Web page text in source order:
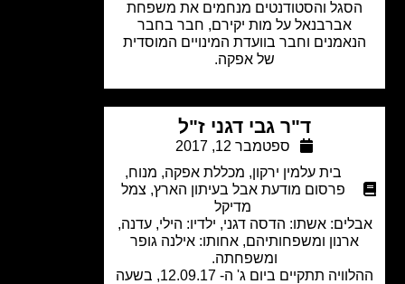
והסטודנטים מנחמים את משפחת
אברבנאל על מות יקירם, חבר בחבר
וחבר בוועדת המינויים המוסדית
של אפקה.
ד"ר גבי דגני ז"ל
ספטמבר 12, 2017
בית עלמין ירקון,מכללת אפקה,מנוח,
פרסום מודעת אבל בעיתון הארץ,צמל
אשתו: הדסה דגני, ילדיו: הילי, עדנה,
ומשפחותיהם, אחותו: אילנה גופר
ומשפחתה.
ההלוויה תתקיים ביום ג' ה- 12.09.17, בשעה